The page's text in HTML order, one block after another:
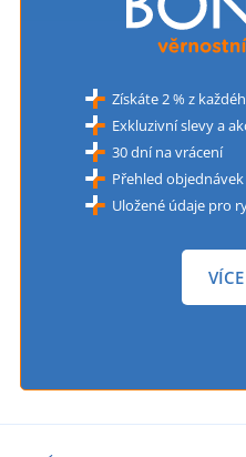
Získáte 2 % z
Exkluzivní slevy a
30 dní na vrácení
Přehled
Uložené údaje pro